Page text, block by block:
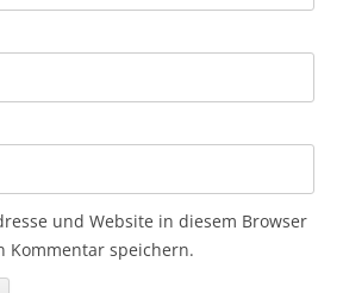
und Website in diesem Browser
Kommentar speichern.